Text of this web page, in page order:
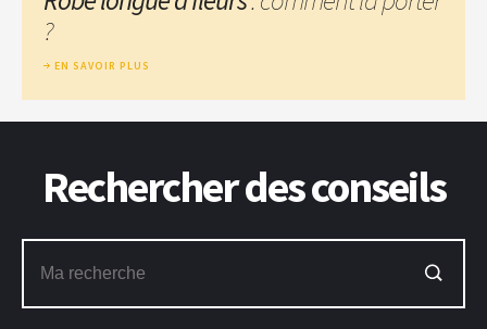
?
EN SAVOIR PLUS
Rechercher des conseils